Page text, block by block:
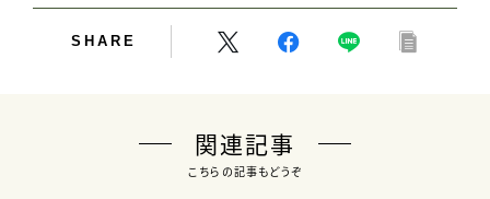
SHARE
関連記事
こちらの記事もどうぞ